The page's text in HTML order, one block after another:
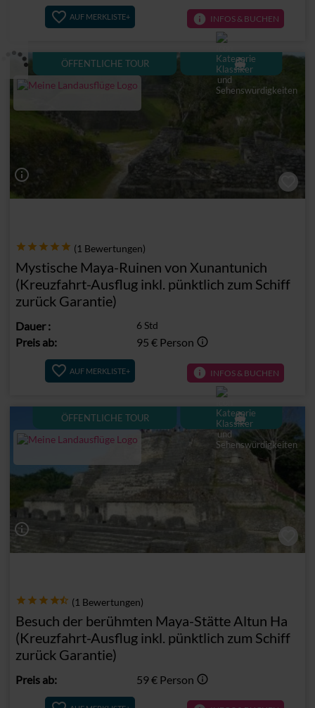
AUF MERKLISTE+ info INFOS & BUCHEN
info_outline
(1 Bewertungen)
Mystische Maya-Ruinen von Xunantunich
(Kreuzfahrt-Ausflug inkl. pünktlich zum Schiff
zurück Garantie)
Dauer:
Preis ab:
6 Std
95 € Person info_outline
AUF MERKLISTE+ info INFOS & BUCHEN
ÖFFENTLICHE TOUR directions_boat
info_outline
(1 Bewertungen)
Besuch der berühmten Maya-Stätte Altun Ha
(Kreuzfahrt-Ausflug inkl. pünktlich zum Schiff
zurück Garantie)
Preis ab: 59 € Person info_outline
ÖFFENTLICHE TOUR directions_boat